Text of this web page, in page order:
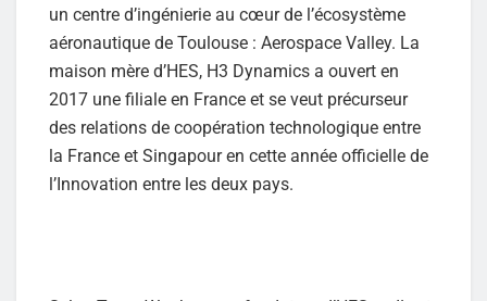
un centre d’ingénierie au cœur de l’écosystème
aéronautique de Toulouse : Aerospace Valley. La
maison mère d’HES, H3 Dynamics a ouvert en
2017 une filiale en France et se veut précurseur
des relations de coopération technologique entre
la France et Singapour en cette année officielle de
l’Innovation entre les deux pays.